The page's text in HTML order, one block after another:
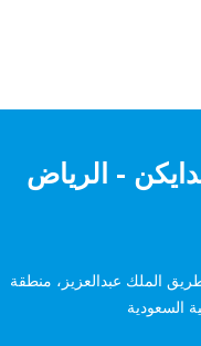
- الرياض
الرياض 11434، طريق الملك عبدالعزيز، منطقة
السعودية